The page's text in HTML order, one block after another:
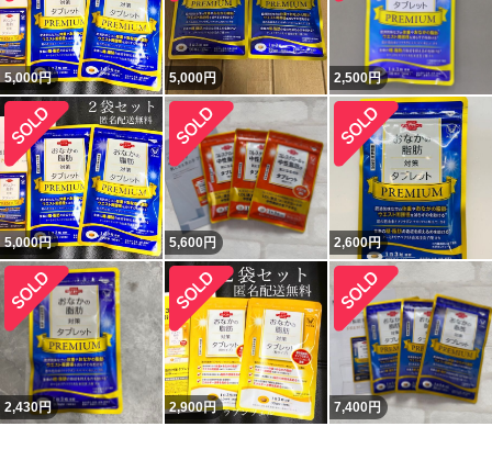
5,000円 5,000円 2,500円
5,000円 5,600円 2,600円
2,430円 2,900円 7,400円